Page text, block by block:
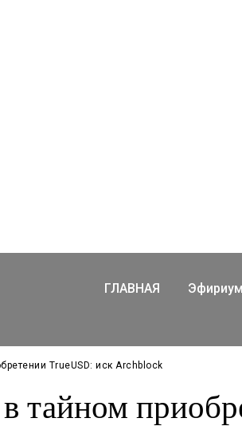
ГЛАВНАЯ
TrueUSD: иск Archblock
тайном